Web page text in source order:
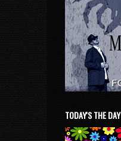
TODAY'S THE DAY